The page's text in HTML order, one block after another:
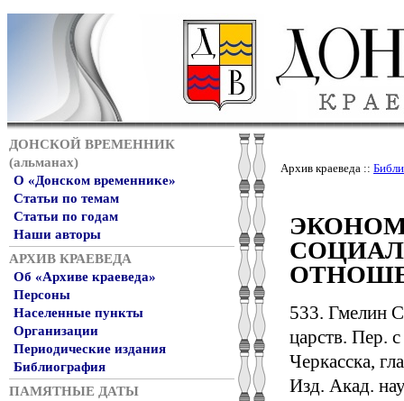
ДОНСКОЙ ВРЕМЕННИК
(альманах)
О «Донском временнике»
Статьи по темам
Статьи по годам
Наши авторы
АРХИВ КРАЕВЕДА
Об «Архиве краеведа»
Персоны
Населенные пункты
Организации
Периодические издания
Библиография
ПАМЯТНЫЕ ДАТЫ
Архив краеведа ::
533. Гмелин
царств. Пер.
Черкасска,
Изд. Акад.